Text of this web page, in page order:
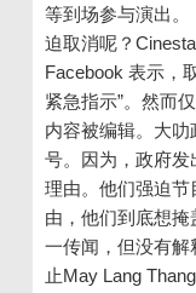
等到场参与演出
迫取消呢？
Facebook 表示，
紧急指示”。然而
内容被编辑。大
号。因为，政府
理由。他们强迫
由，他们到底想
一传闻，但没有
止May Lang